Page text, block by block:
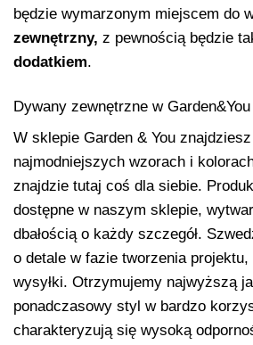
będzie wymarzonym miejscem do
zewnętrzny, z pewnością będzie
dodatkiem.
Dywany zewnętrzne w Garden&You
W sklepie Garden & You
najmodniejszych wzorach i
znajdzie tutaj coś dla siebie.
dostępne w naszym sklepie,
dbałością o każdy szczegół.
o detale w fazie tworzenia
wysyłki. Otrzymujemy najwyższą
ponadczasowy styl w bardzo
charakteryzują się wysoką